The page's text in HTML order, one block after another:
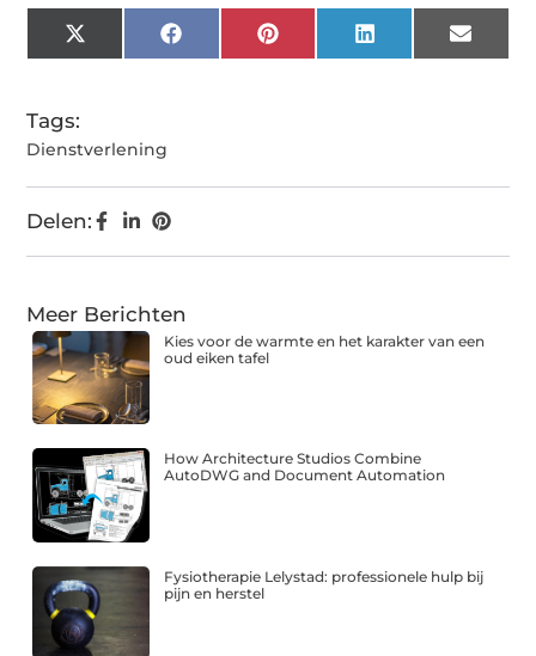
X
(Twitter)
FacebookPinterestLinkedIn Email
Tags:
Dienstverlening
Delen:
Meer Berichten
Kies voor de warmte en het karakter van een
oud eiken tafel
How Architecture Studios Combine
AutoDWG and Document Automation
Fysiotherapie Lelystad: professionele hulp bij
pijn en herstel